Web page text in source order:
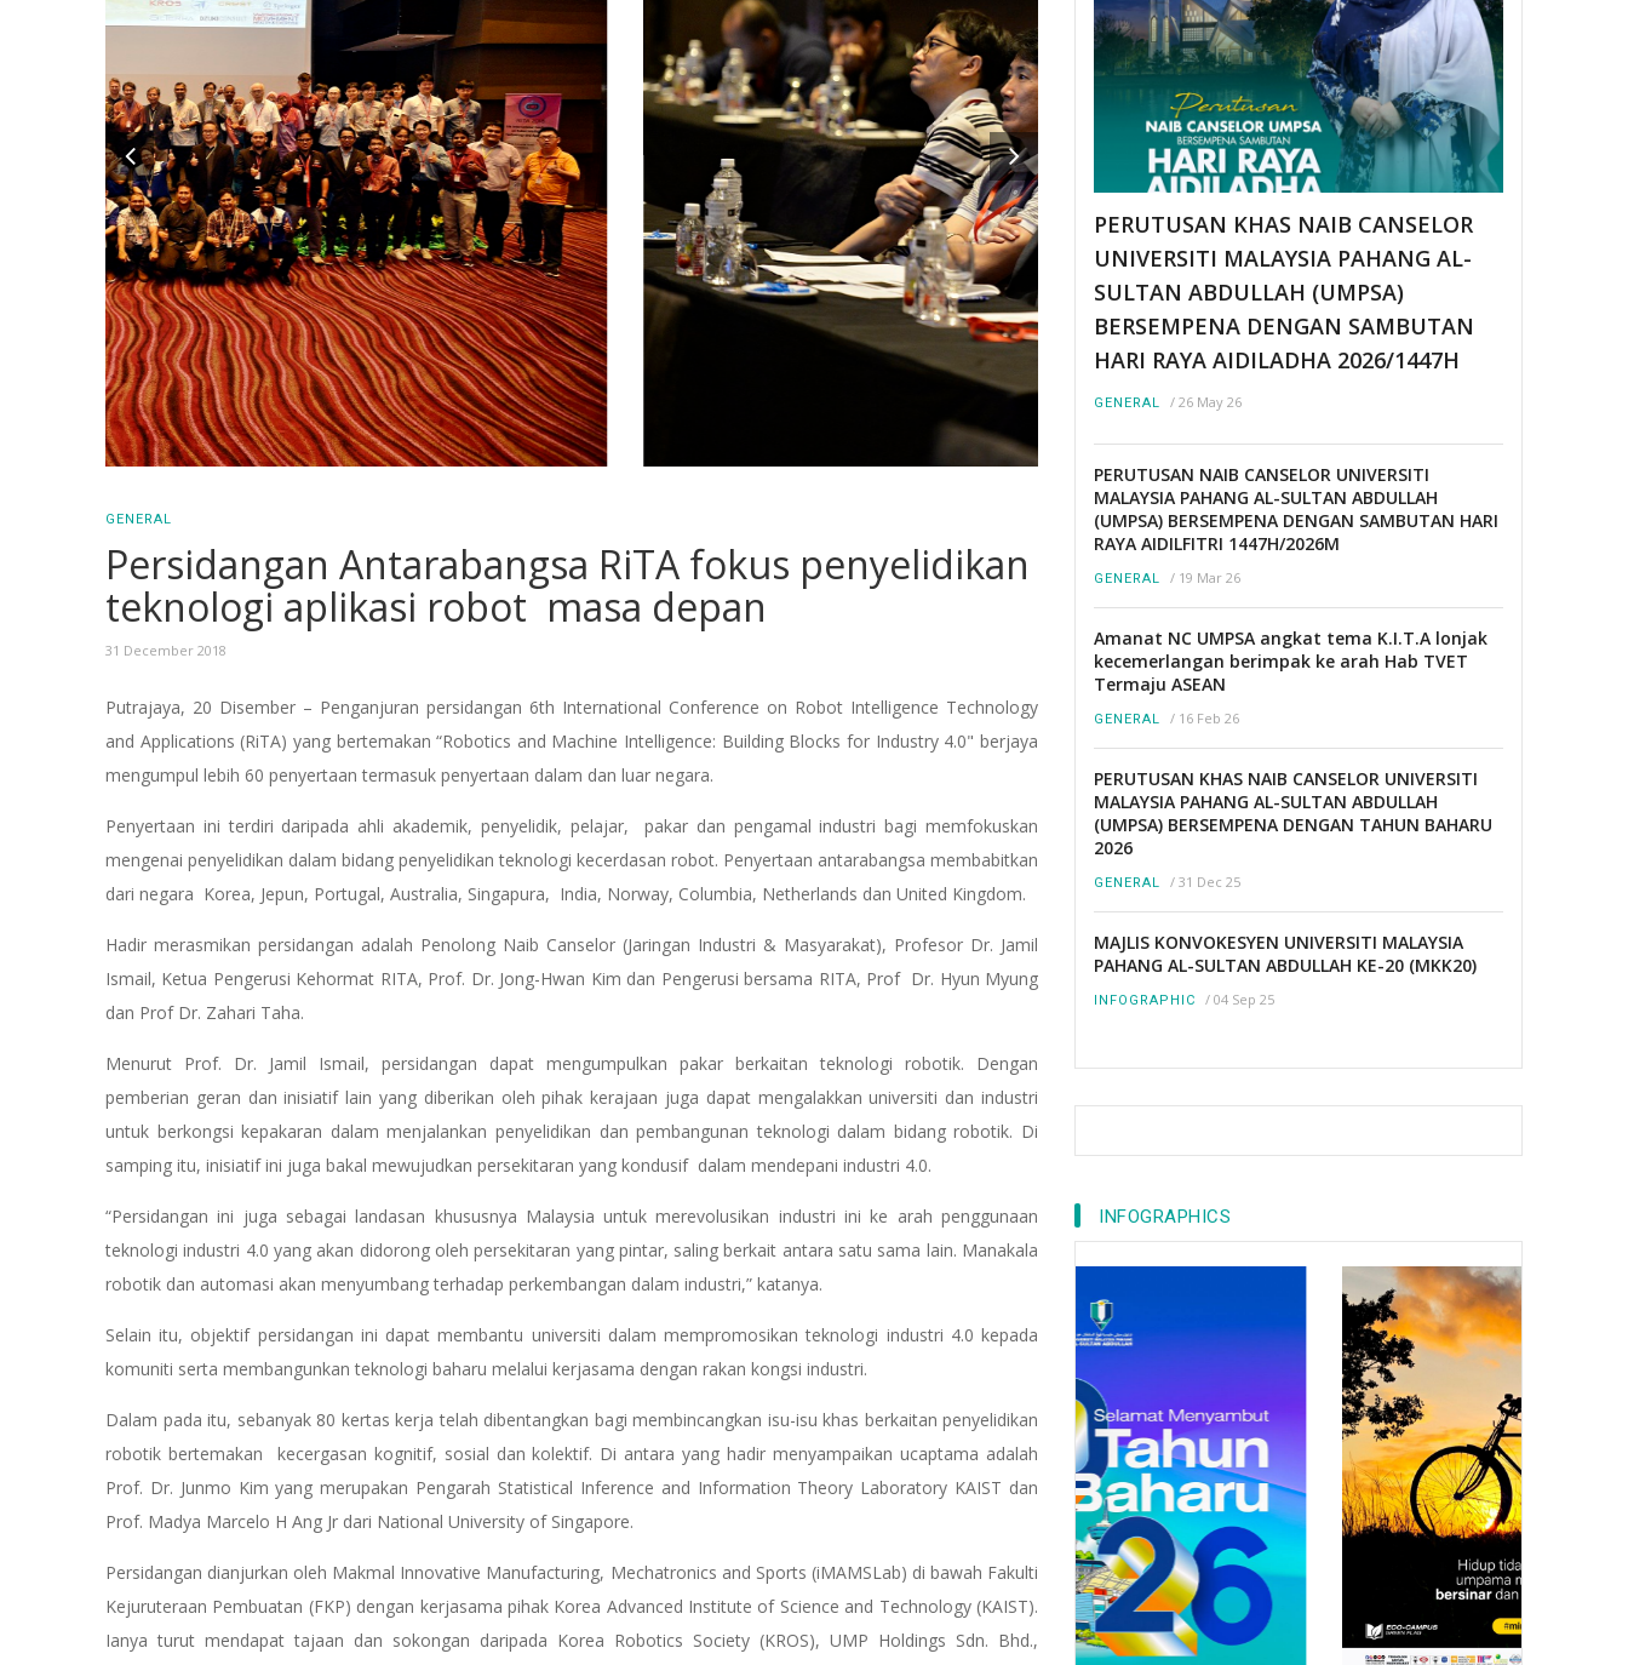
GENERAL
Persidangan Antarabangsa RiTA fokus penyelidikan
teknologi aplikasi robot masa depan
31 December 2018
Putrajaya, 20 Disember – Penganjuran persidangan 6th International Conference on Robot Intelligence Technology
and Applications (RiTA) yang bertemakan “Robotics and Machine Intelligence: Building Blocks for Industry 4.0" berjaya
mengumpul lebih 60 penyertaan termasuk penyertaan dalam dan luar negara.
Penyertaan ini terdiri daripada ahli akademik, penyelidik, pelajar, pakar dan pengamal industri bagi memfokuskan
mengenai penyelidikan dalam bidang penyelidikan teknologi kecerdasan robot. Penyertaan antarabangsa membabitkan
dari negara Korea, Jepun, Portugal, Australia, Singapura, India, Norway, Columbia, Netherlands dan United Kingdom.
Hadir merasmikan persidangan adalah Penolong Naib Canselor (Jaringan Industri & Masyarakat), Profesor Dr. Jamil
Ismail, Ketua Pengerusi Kehormat RITA, Prof. Dr. Jong-Hwan Kim dan Pengerusi bersama RITA, Prof Dr. Hyun Myung
dan Prof Dr. Zahari Taha.
Menurut Prof. Dr. Jamil Ismail, persidangan dapat mengumpulkan pakar berkaitan teknologi robotik. Dengan
pemberian geran dan inisiatif lain yang diberikan oleh pihak kerajaan juga dapat mengalakkan universiti dan industri
untuk berkongsi kepakaran dalam menjalankan penyelidikan dan pembangunan teknologi dalam bidang robotik. Di
samping itu, inisiatif ini juga bakal mewujudkan persekitaran yang kondusif dalam mendepani industri 4.0.
“Persidangan ini juga sebagai landasan khususnya Malaysia untuk merevolusikan industri ini ke arah penggunaan
teknologi industri 4.0 yang akan didorong oleh persekitaran yang pintar, saling berkait antara satu sama lain. Manakala
robotik dan automasi akan menyumbang terhadap perkembangan dalam industri,” katanya.
Selain itu, objektif persidangan ini dapat membantu universiti dalam mempromosikan teknologi industri 4.0 kepada
komuniti serta membangunkan teknologi baharu melalui kerjasama dengan rakan kongsi industri.
Dalam pada itu, sebanyak 80 kertas kerja telah dibentangkan bagi membincangkan isu-isu khas berkaitan penyelidikan
robotik bertemakan kecergasan kognitif, sosial dan kolektif. Di antara yang hadir menyampaikan ucaptama adalah
Prof. Dr. Junmo Kim yang merupakan Pengarah Statistical Inference and Information Theory Laboratory KAIST dan
Prof. Madya Marcelo H Ang Jr dari National University of Singapore.
Persidangan dianjurkan oleh Makmal Innovative Manufacturing, Mechatronics and Sports (iMAMSLab) di bawah Fakulti
Kejuruteraan Pembuatan (FKP) dengan kerjasama pihak Korea Advanced Institute of Science and Technology (KAIST).
Ianya turut mendapat tajaan dan sokongan daripada Korea Robotics Society (KROS), UMP Holdings Sdn. Bhd.,
PERUTUSAN KHAS NAIB CANSELOR
UNIVERSITI MALAYSIA PAHANG AL-
SULTAN ABDULLAH (UMPSA)
BERSEMPENA DENGAN SAMBUTAN
HARI RAYA AIDILADHA 2026/1447H
GENERAL / 26 May 26
PERUTUSAN NAIB CANSELOR UNIVERSITI
MALAYSIA PAHANG AL-SULTAN ABDULLAH
(UMPSA) BERSEMPENA DENGAN SAMBUTAN HARI
RAYA AIDILFITRI 1447H/2026M
GENERAL / 19 Mar 26
Amanat NC UMPSA angkat tema K.I.T.A lonjak
kecemerlangan berimpak ke arah Hab TVET
Termaju ASEAN
GENERAL / 16 Feb 26
PERUTUSAN KHAS NAIB CANSELOR UNIVERSITI
MALAYSIA PAHANG AL-SULTAN ABDULLAH
(UMPSA) BERSEMPENA DENGAN TAHUN BAHARU
2026
GENERAL / 31 Dec 25
MAJLIS KONVOKESYEN UNIVERSITI MALAYSIA
PAHANG AL-SULTAN ABDULLAH KE-20 (MKK20)
INFOGRAPHIC / 04 Sep 25
INFOGRAPHICS